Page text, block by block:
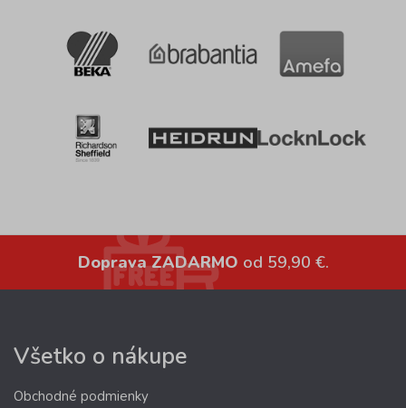
Doprava ZADARMO od 59,90 €.
Všetko o nákupe
Obchodné podmienky